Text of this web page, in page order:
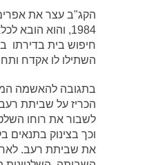
הקג"ב עצר את
1984, והוא הובא
חיפוש בית בדירתו
השתילו לו אקדח
בתגובה להאשמה
הכריז על שביתת
לשבור את רוחו
וכך בצינוק בתנאים